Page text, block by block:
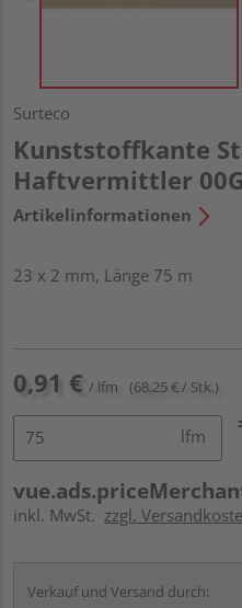
Surteco
Kunststoffkante
Haftvermittler
Artikelinformationen
23 x 2 mm, Länge 75 m
0,91 € / lfm (68,25 € / Stk.)
lfm
inkl. MwSt. zzgl.
Verkauf und Versand durch: